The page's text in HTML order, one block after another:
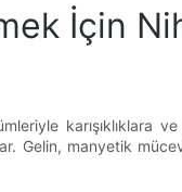
İçin
karışıklıklara
manyetik